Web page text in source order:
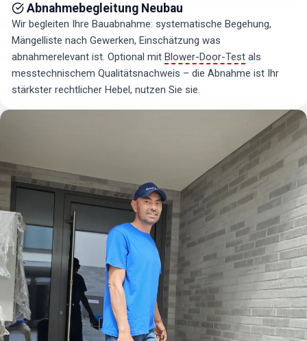
Abnahmebegleitung Neubau
Wir begleiten Ihre Bauabnahme: systematische Begehung,
Mängelliste nach Gewerken, Einschätzung was
abnahmerelevant ist. Optional mit Blower-Door-Test als
messtechnischem Qualitätsnachweis – die Abnahme ist Ihr
stärkster rechtlicher Hebel, nutzen Sie sie.